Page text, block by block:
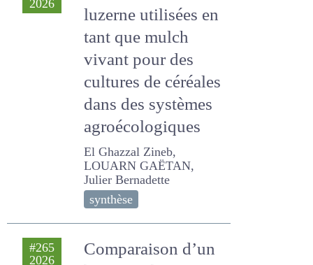
#265
Vers des variétés
de luzerne utilisées
en tant que mulch
vivant pour des
cultures de
céréales dans des
systèmes
agroécologiques
El Ghazzal Zineb, LOUARN
GAËTAN, Julier Bernadette
synthèse